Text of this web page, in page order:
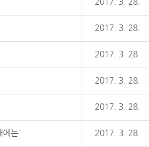
2017. 3. 28.
2017. 3. 28.
2017. 3. 28.
2017. 3. 28.
에는' 2017. 3. 28.